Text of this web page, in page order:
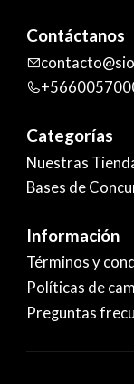
Contáctanos
Categorías
Nuestras
Bases de
Información
Términos y
Políticas de
Preguntas